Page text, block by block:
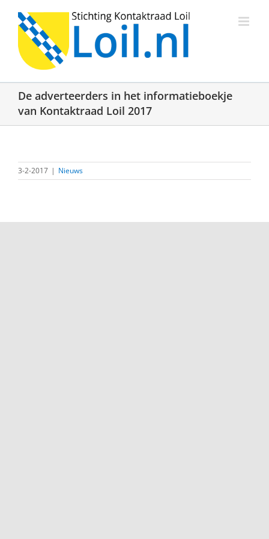
inhoud
De adverteerders in het informatieboekje
van Kontaktraad Loil 2017
3-2-2017 | Nieuws